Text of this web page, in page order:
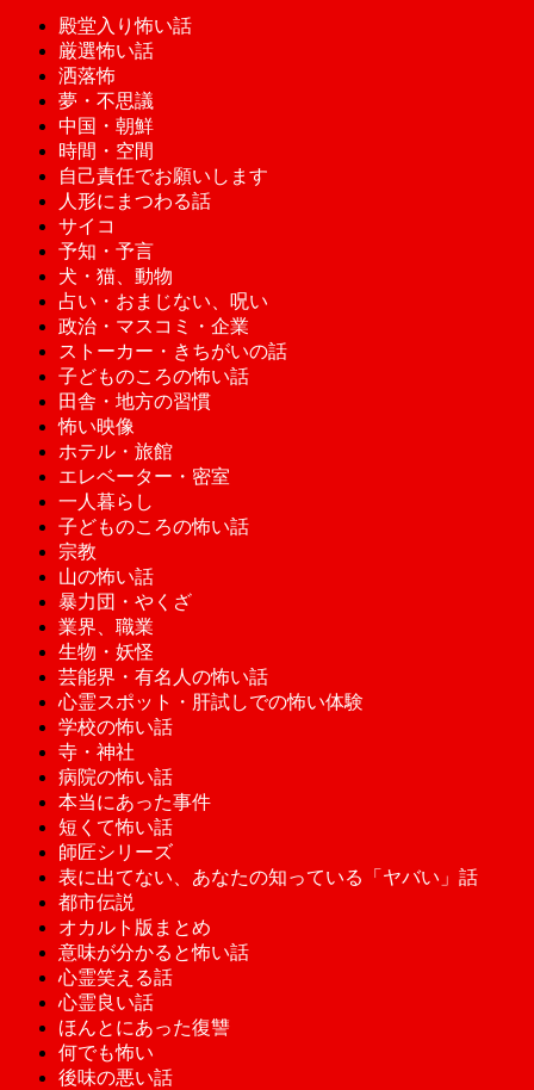
殿堂入り怖い話
厳選怖い話
洒落怖
夢・不思議
中国・朝鮮
時間・空間
自己責任でお願いします
人形にまつわる話
サイコ
予知・予言
犬・猫、動物
占い・おまじない、呪い
政治・マスコミ・企業
ストーカー・きちがいの話
子どものころの怖い話
田舎・地方の習慣
怖い映像
ホテル・旅館
エレベーター・密室
一人暮らし
子どものころの怖い話
宗教
山の怖い話
暴力団・やくざ
業界、職業
生物・妖怪
芸能界・有名人の怖い話
心霊スポット・肝試しでの怖い体験
学校の怖い話
寺・神社
病院の怖い話
本当にあった事件
短くて怖い話
師匠シリーズ
表に出てない、あなたの知っている「ヤバい」話
都市伝説
オカルト版まとめ
意味が分かると怖い話
心霊笑える話
心霊良い話
ほんとにあった復讐
何でも怖い
後味の悪い話